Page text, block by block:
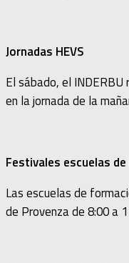
Jornadas HEVS
El sábado, el
en la jornada de la
Festivales escuelas
Las escuelas de
de Provenza de 8:00 a